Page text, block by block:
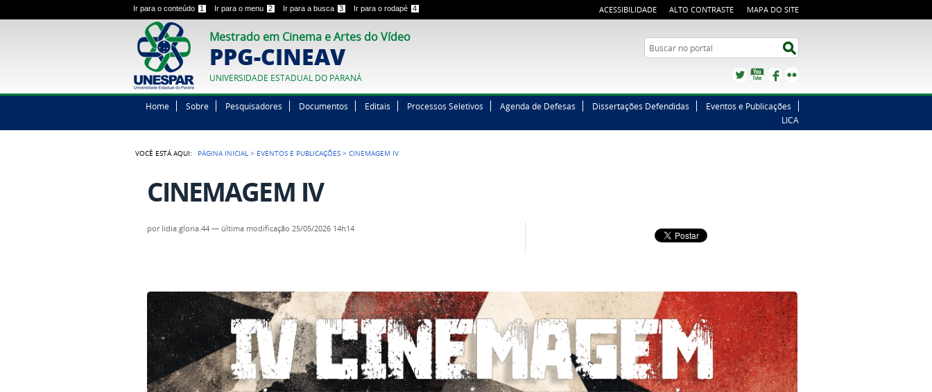
Ir para o conteúdo 1 Ir para o menu 2 Ir para a busca 3 Ir para o rodapé 4 ACESSIBILIDADE ALTO CONTRASTE MAPA DO SITE
Mestrado em Cinema e Artes do Vídeo
PPG-CINEAV
UNIVERSIDADE ESTADUAL DO PARANÁ
Buscar no portal
TwitterYouTubeFacebook
Home Sobre Pesquisadores Documentos Editais Processos Seletivos Agenda de Defesas Dissertações Defendidas
Eventos e Publicações
LICA
VOCÊ ESTÁ AQUI: PÁGINA INICIAL > EVENTOS E PUBLICAÇÕES >CINEMAGEM IV
CINEMAGEM IV
por lidia.gloria.44— última modificação 25/05/2026 14h14